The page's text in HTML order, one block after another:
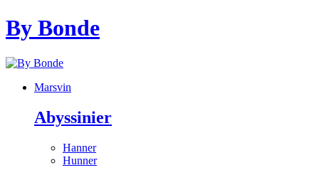
By Bonde
Marsvin
Abyssinier
Hanner
Hunner